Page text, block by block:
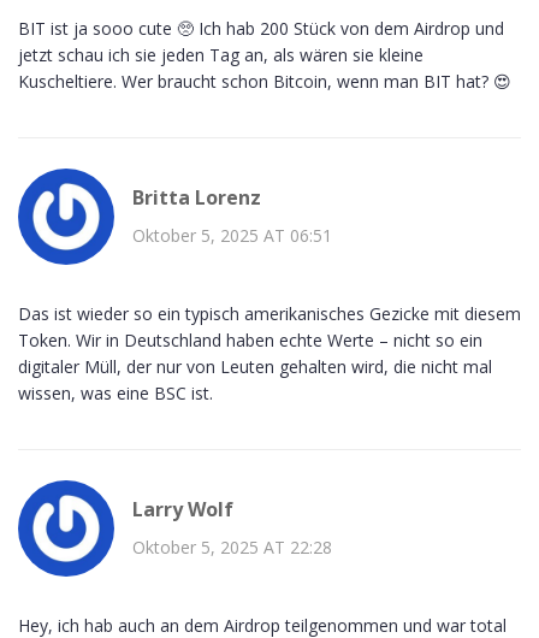
BIT ist ja sooo cute 🥺 Ich hab 200 Stück von dem Airdrop und
jetzt schau ich sie jeden Tag an, als wären sie kleine
Kuscheltiere. Wer braucht schon Bitcoin, wenn man BIT hat? 😍
Britta Lorenz
Oktober 5, 2025 AT 06:51
Das ist wieder so ein typisch amerikanisches Gezicke mit diesem
Token. Wir in Deutschland haben echte Werte – nicht so ein
digitaler Müll, der nur von Leuten gehalten wird, die nicht mal
wissen, was eine BSC ist.
Larry Wolf
Oktober 5, 2025 AT 22:28
Hey, ich hab auch an dem Airdrop teilgenommen und war total